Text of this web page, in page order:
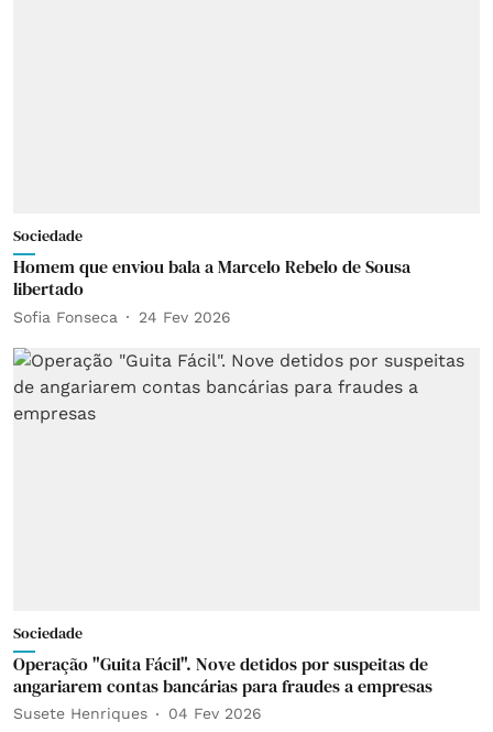
Sociedade
Homem que enviou bala a Marcelo Rebelo de Sousa
libertado
Sofia Fonseca 24 Fev 2026
Sociedade
Operação "Guita Fácil". Nove detidos por suspeitas de
angariarem contas bancárias para fraudes a empresas
Susete Henriques 04 Fev 2026